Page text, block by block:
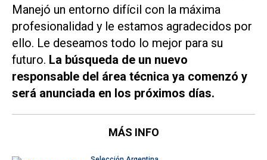
Manejó un entorno difícil con la máxima
profesionalidad y le estamos agradecidos por
ello. Le deseamos todo lo mejor para su
futuro. La búsqueda de un nuevo
responsable del área técnica ya comenzó y
será anunciada en los próximos días.
MÁS INFO